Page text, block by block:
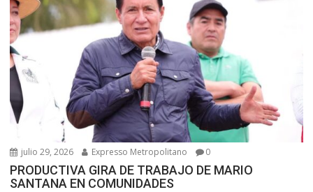
julio 29, 2026 Expresso Metropolitano 0
PRODUCTIVA GIRA DE TRABAJO DE MARIO
SANTANA EN COMUNIDADES